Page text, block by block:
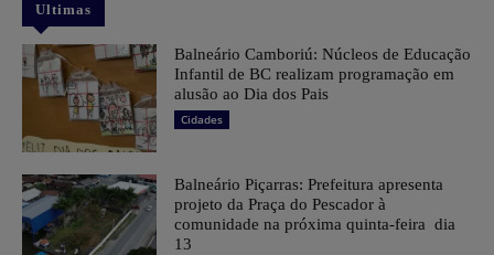
Ultimas
Balneário Camboriú: Núcleos de Educação
Infantil de BC realizam programação em
alusão ao Dia dos Pais
Cidades
Balneário Piçarras: Prefeitura apresenta
projeto da Praça do Pescador à
comunidade na próxima quinta-feira dia
13